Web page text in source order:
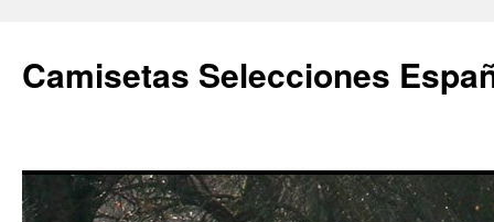
Camisetas Selecciones